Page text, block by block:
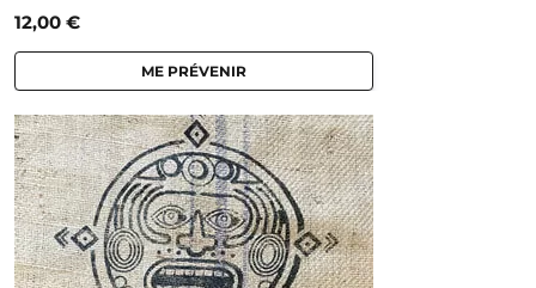
12,00 €
ME PRÉVENIR